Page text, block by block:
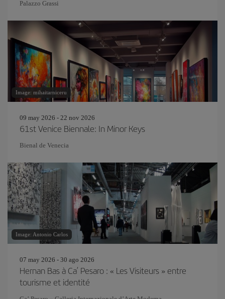
Palazzo Grassi
Image: mihaitarniceru
09 may 2026 - 22 nov 2026
61st Venice Biennale: In Minor Keys
Bienal de Venecia
Image: Antonio Carlos
07 may 2026 - 30 ago 2026
Hernan Bas à Ca’ Pesaro : « Les Visiteurs » entre
tourisme et identité